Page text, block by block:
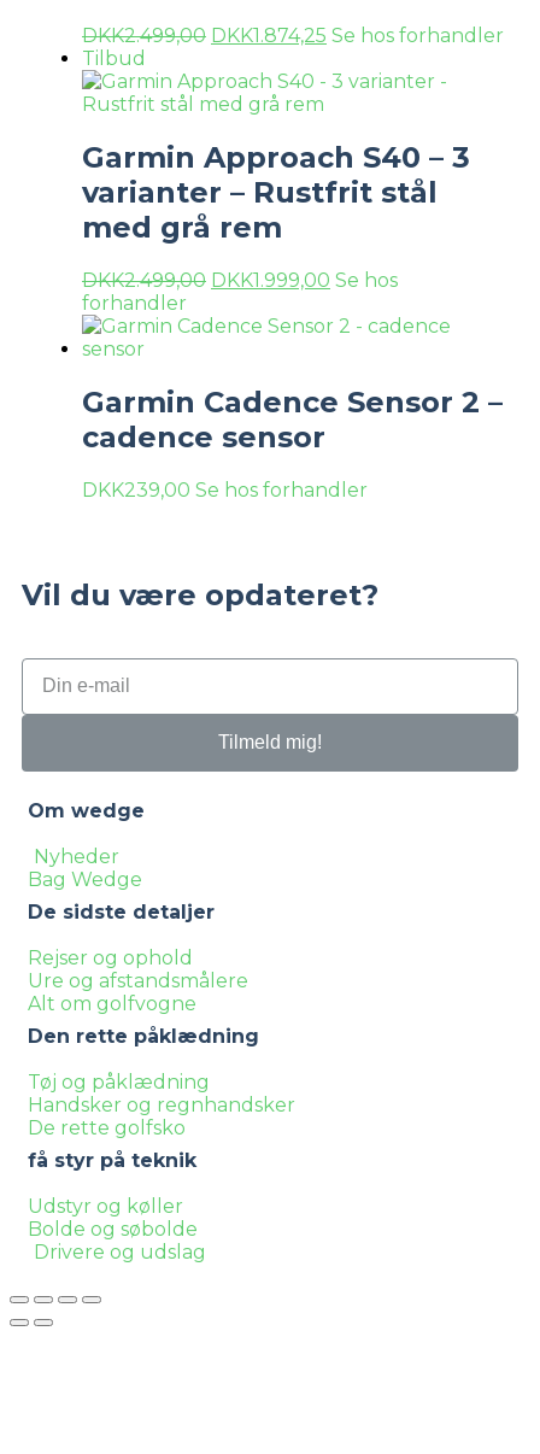
DKK2.499,00 DKK1.874,25 Se hos forhandler
Tilbud
Garmin Approach S40 – 3
varianter – Rustfrit stål
med grå rem
DKK2.499,00 DKK1.999,00 Se hos
forhandler
Garmin Cadence Sensor 2 –
cadence sensor
DKK239,00 Se hos forhandler
Vil du være opdateret?
Tilmeld mig!
Om wedge
Nyheder
Bag Wedge
De sidste detaljer
Rejser og ophold
Ure og afstandsmålere
Alt om golfvogne
Den rette påklædning
Tøj og påklædning
Handsker og regnhandsker
De rette golfsko
få styr på teknik
Udstyr og køller
Bolde og søbolde
Drivere og udslag